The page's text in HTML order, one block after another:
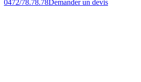
0472/78.78.78Demander un devis